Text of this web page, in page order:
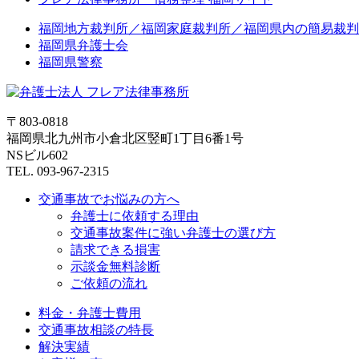
福岡地方裁判所／福岡家庭裁判所／福岡県内の簡易裁
福岡県弁護士会
福岡県警察
〒803-0818
福岡県北九州市小倉北区竪町1丁目6番1号
NSビル602
TEL. 093-967-2315
交通事故でお悩みの方へ
弁護士に依頼する理由
交通事故案件に強い弁護士の選び方
請求できる損害
示談金無料診断
ご依頼の流れ
料金・弁護士費用
交通事故相談の特長
解決実績